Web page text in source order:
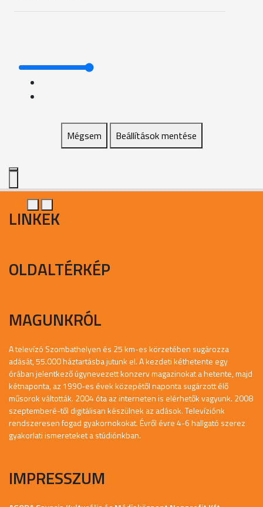
Mégsem Beállítások mentése
LINKEK
OLDALTÉRKÉP
MAGUNKRÓL
A televízó Szombathelyen és 25 km-es körzetében sugározza
adását, 55.000 háztartásba jutunk el. A kezdeti kéthetente egy
órában jelentkező úgynevezett konzerv magazinokat a hetente, majd
kétnaponta, az 1990-es évek közepétől naponta sugárzott élő
műsorok váltották. 2004 óta az interneten is elérhetők vagyunk. 2008
szeptemberé-től digitálisan készülnek az adások. Televíziónk
rendszeresen fogad gyakornokokat. Évről évre 4-6 hallgató szerez
gyakorlati ismereteket a stúdiónkban.
IMPRESSZUM